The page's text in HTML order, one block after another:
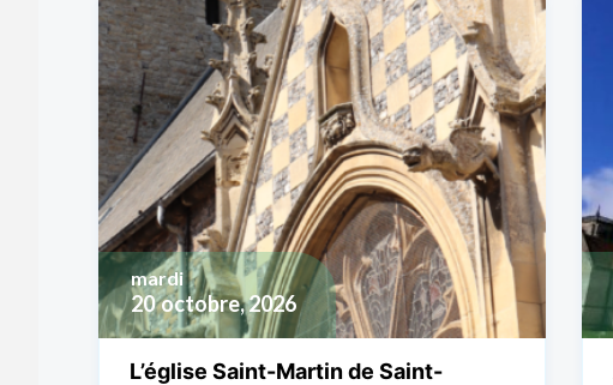
20 octobre, 2026
mardi
L’église Saint-Martin de Saint-